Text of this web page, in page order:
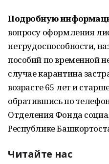
Подробную
вопросу оформления
нетрудоспособности,
пособий по временной
случае карантина
возрасте 65 лет и
обратившись по
Отделения Фонда
Республике
Читайте нас